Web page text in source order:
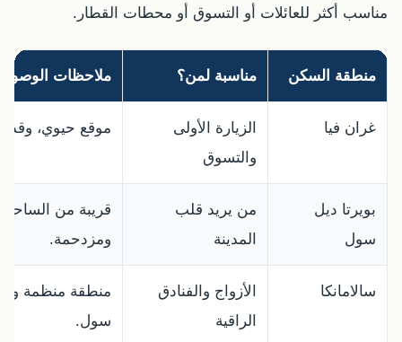
مناسب أكثر للعائلات أو التسوق أو محطات القطار.
منطقة السكن مناسبة لمن؟ ملاحظات الوصول
غران فيا
الزيارة الأولى
والتسوق
موقع حيوي، وقد
بويرتا ديل
سول
من يريد قلب
المدينة
قريبة من
ومزدحمة.
سالامانكا
الأزواج والفنادق
الراقية
منطقة منظمة
سول.